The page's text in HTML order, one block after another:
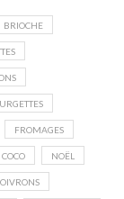
BRIOCHE
FROMAGES
NOËL